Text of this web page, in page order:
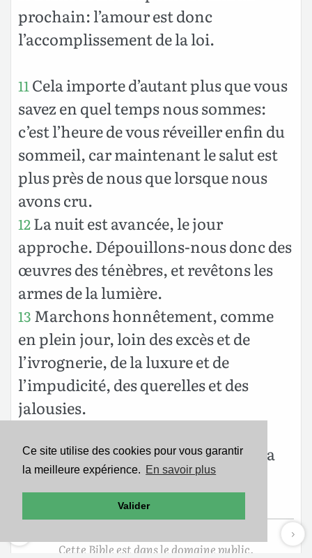
Ce site utilise des cookies pour vous garantir
la meilleure expérience. En savoir plus
Valider
prochain: l’amour est donc
l’accomplissement de la loi.
11 Cela importe d’autant plus que vous
savez en quel temps nous sommes:
c’est l’heure de vous réveiller enfin du
sommeil, car maintenant le salut est
plus près de nous que lorsque nous
avons cru.
12La nuit est avancée, le jour
approche. Dépouillons-nous donc des
œuvres des ténèbres, et revêtons les
armes de la lumière.
13 Marchons honnêtement, comme
en plein jour, loin des excès et de
l’ivrognerie, de la luxure et de
l’impudicité, des querelles et des
jalousies.
Jésus-Christ, et n’ayez pas soin de la
chair pour en satisfaire les
convoitises.
Cette Bible est dans le domaine public.